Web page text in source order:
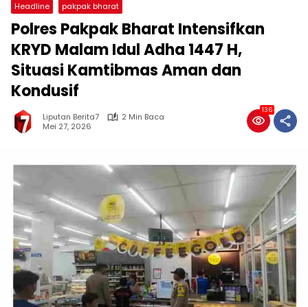
Headline pakpak bharat
Polres Pakpak Bharat Intensifkan
KRYD Malam Idul Adha 1447 H,
Situasi Kamtibmas Aman dan
Kondusif
Liputan Berita7
2 Min Baca
Mei 27, 2026
136